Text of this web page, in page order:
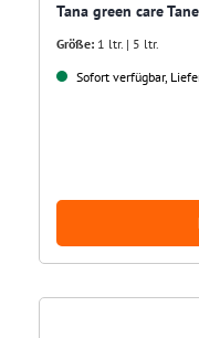
Tana green care
Größe: 1 ltr. | 5 ltr.
Sofort verfügbar,